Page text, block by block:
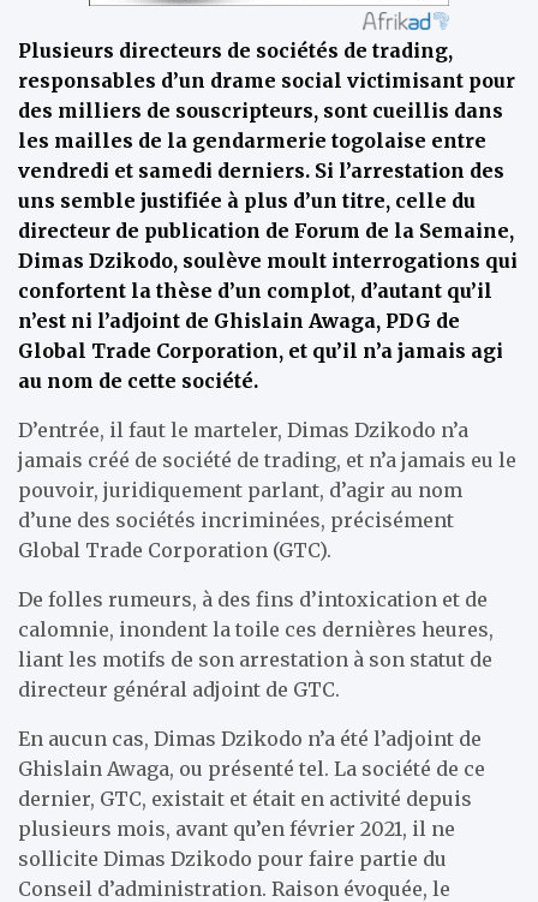
Plusieurs directeurs de sociétés de trading,
responsables d’un drame social victimisant pour
des milliers de souscripteurs, sont cueillis dans
les mailles de la gendarmerie togolaise entre
vendredi et samedi derniers. Si l’arrestation des
uns semble justifiée à plus d’un titre, celle du
directeur de publication de Forum de la Semaine,
Dimas Dzikodo, soulève moult interrogations qui
confortent la thèse d’un complot, d’autant qu’il
n’est ni l’adjoint de Ghislain Awaga, PDG de
Global Trade Corporation, et qu’il n’a jamais agi
au nom de cette société.
D’entrée, il faut le marteler, Dimas Dzikodo n’a
jamais créé de société de trading, et n’a jamais eu le
pouvoir, juridiquement parlant, d’agir au nom
d’une des sociétés incriminées, précisément
Global Trade Corporation (GTC).
De folles rumeurs, à des fins d’intoxication et de
calomnie, inondent la toile ces dernières heures,
liant les motifs de son arrestation à son statut de
directeur général adjoint de GTC.
En aucun cas, Dimas Dzikodo n’a été l’adjoint de
Ghislain Awaga, ou présenté tel. La société de ce
dernier, GTC, existait et était en activité depuis
plusieurs mois, avant qu’en février 2021, il ne
sollicite Dimas Dzikodo pour faire partie du
Conseil d’administration. Raison évoquée, le